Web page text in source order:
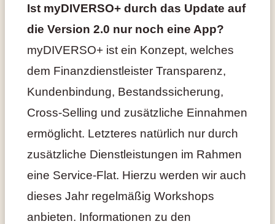
Ist myDIVERSO+ durch das Update auf
die Version 2.0 nur noch eine App?
myDIVERSO+ ist ein Konzept, welches
dem Finanzdienstleister Transparenz,
Kundenbindung, Bestandssicherung,
Cross-Selling und zusätzliche Einnahmen
ermöglicht. Letzteres natürlich nur durch
zusätzliche Dienstleistungen im Rahmen
eine Service-Flat. Hierzu werden wir auch
dieses Jahr regelmäßig Workshops
anbieten. Informationen zu den